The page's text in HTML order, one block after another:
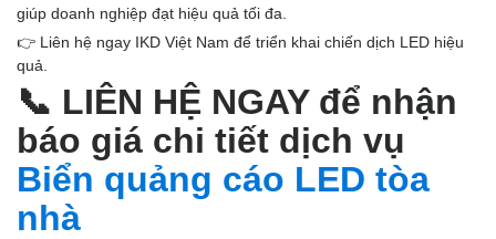
giúp doanh nghiệp đạt hiệu quả tối đa.
👉 Liên hệ ngay IKD Việt Nam để triển khai chiến dịch LED hiệu
quả.
📞 LIÊN HỆ NGAY để nhận
báo giá chi tiết dịch vụ
Biển quảng cáo LED tòa
nhà